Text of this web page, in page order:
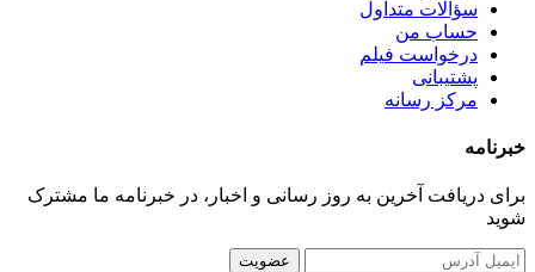
سؤالات متداول
حساب من
درخواست فیلم
پشتیبانی
مرکز رسانه
خبرنامه
برای دریافت آخرین به روز رسانی و اخبار، در خبرنامه ما مشترک
شوید
عضویت